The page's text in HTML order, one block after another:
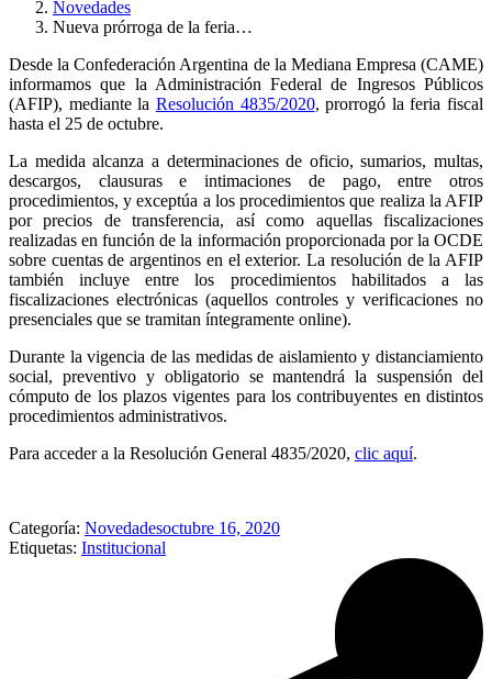
Novedades
Nueva prórroga de la feria…
Desde la Confederación Argentina de la Mediana Empresa (CAME)
informamos que la Administración Federal de Ingresos Públicos
(AFIP), mediante la Resolución 4835/2020, prorrogó la feria fiscal
hasta el 25 de octubre.
La medida alcanza a determinaciones de oficio, sumarios, multas,
descargos, clausuras e intimaciones de pago, entre otros
procedimientos, y exceptúa a los procedimientos que realiza la AFIP
por precios de transferencia, así como aquellas fiscalizaciones
realizadas en función de la información proporcionada por la OCDE
sobre cuentas de argentinos en el exterior. La resolución de la AFIP
también incluye entre los procedimientos habilitados a las
fiscalizaciones electrónicas (aquellos controles y verificaciones no
presenciales que se tramitan íntegramente online).
Durante la vigencia de las medidas de aislamiento y distanciamiento
social, preventivo y obligatorio se mantendrá la suspensión del
cómputo de los plazos vigentes para los contribuyentes en distintos
procedimientos administrativos.
Para acceder a la Resolución General 4835/2020, clic aquí.
Categoría: Novedadesoctubre 16, 2020
Etiquetas: Institucional